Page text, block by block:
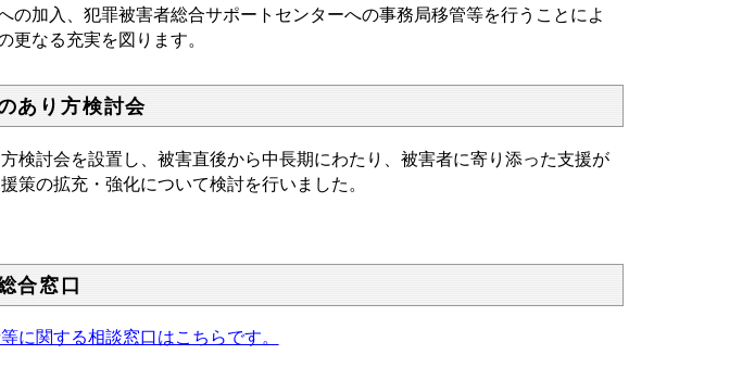
の加入、犯罪被害者総合サポートセンターへの事務局移管等を行うことによ
更なる充実を図ります。
あり方検討会
検討会を設置し、被害直後から中長期にわたり、被害者に寄り添った支援が
策の拡充・強化について検討を行いました。
合窓口
に関する相談窓口はこちらです。